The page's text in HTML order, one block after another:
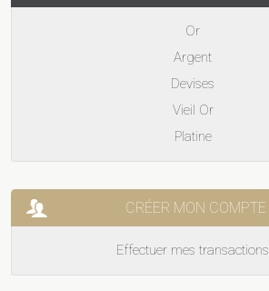
Or
Argent
Devises
Vieil Or
Platine
CRÉER MON COMPTE
Effectuer mes transactions